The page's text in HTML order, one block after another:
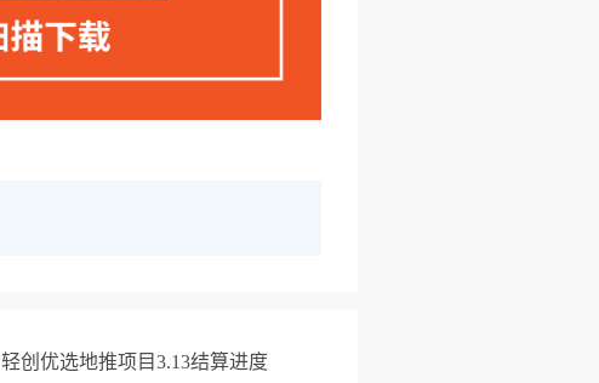
轻创优选地推项目3.13结算进度